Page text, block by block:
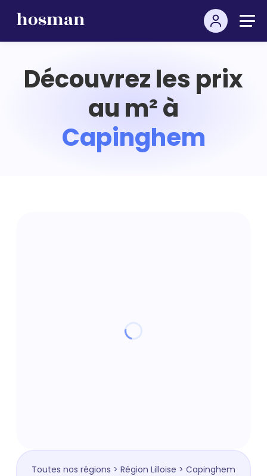
Découvrez les prix
au m² à
Capinghem
Toutes nos régions > Région Lilloise > Capinghem